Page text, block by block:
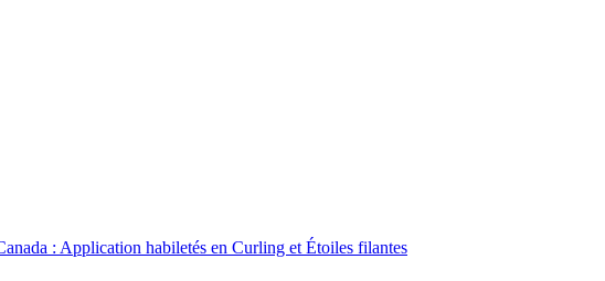
: Application habiletés en Curling et Étoiles filantes